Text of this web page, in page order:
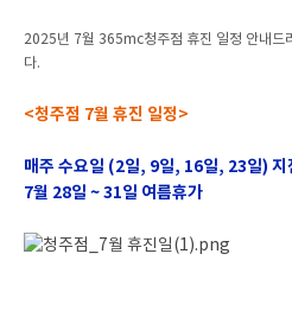
2025년 7월 365mc청주점 휴진 일정 안내드
다.
<청주점 7월 휴진 일정>
매주 수요일 (2일, 9일, 16일, 23일) 지
7월 28일 ~ 31일 여름휴가